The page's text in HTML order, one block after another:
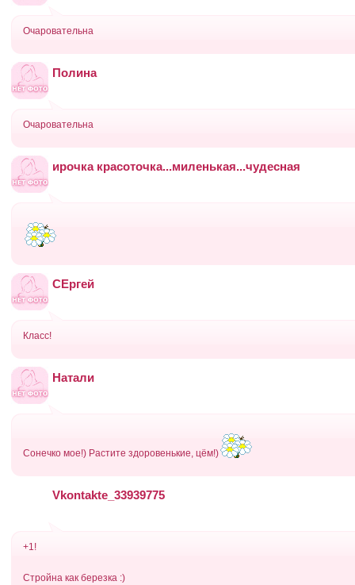
Очаровательна
Полина
Очаровательна
ирочка красоточка...миленькая...чудесная
СЕргей
Класс!
Натали
Сонечко мое!) Растите здоровенькие, цём!)
Vkontakte_33939775
+1!
Стройна как березка :)